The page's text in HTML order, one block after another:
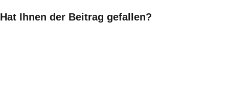
Hat Ihnen der Beitrag gefallen?